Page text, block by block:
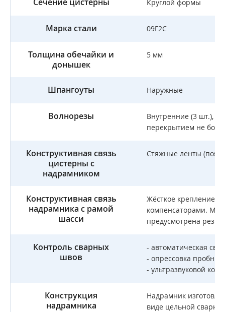
Круглой формы
Марка стали 09Г2С
Толщина обечайки и
донышек
5 мм
Шпангоуты Наружные
Волнорезы
Внутренние (3 шт.), в
перекрытием не
Конструктивная связь
цистерны с
надрамником
Стяжные ленты
Конструктивная связь
надрамника с рамой
шасси
Жёсткое крепление,
компенсаторами.
предусмотрена
Контроль сварных
швов
- автоматическая
- опрессовка
- ультразвуковой
Конструкция
надрамника
Надрамник
виде цельной